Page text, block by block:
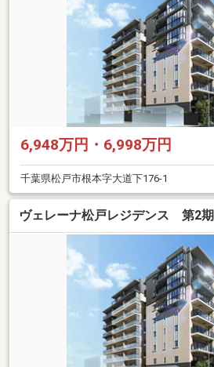
6,948万円・6,998万円
千葉県松戸市根本字大道下176-1
ヴェレーナ松戸レジデンス 第2